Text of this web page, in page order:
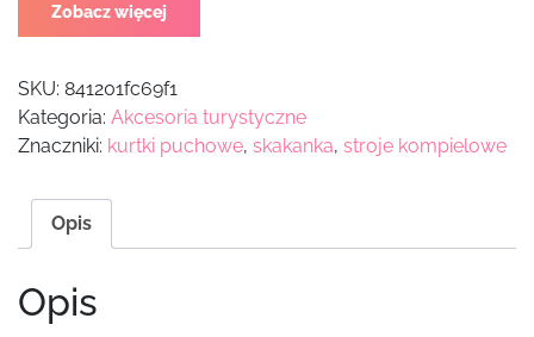
Zobacz więcej
SKU: 841201fc69f1
Kategoria: Akcesoria turystyczne
Znaczniki: kurtki puchowe, skakanka, stroje kompielowe
Opis
Opis